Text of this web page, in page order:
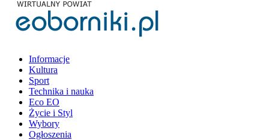
Informacje
Kultura
Sport
Technika i nauka
Eco EO
Życie i Styl
Wybory
Ogłoszenia